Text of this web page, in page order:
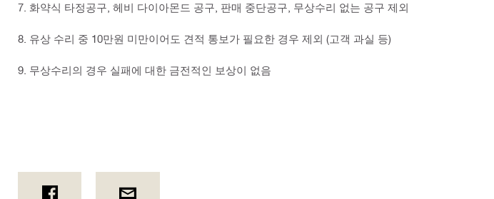
7. 화약식 타정공구, 헤비 다이아몬드 공구, 판매 중단공구, 무상수리 없는 공구 제외
8. 유상 수리 중 10만원 미만이어도 견적 통보가 필요한 경우 제외 (고객 과실 등)
9. 무상수리의 경우 실패에 대한 금전적인 보상이 없음